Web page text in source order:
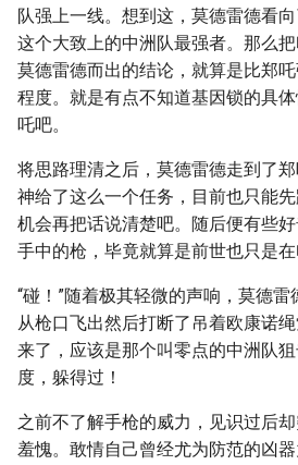
队强上一线。想到这，莫德雷德看
这个大致上的中洲队最强者。那么
莫德雷德而出的结论，就算是比郑
程度。就是有点不知道基因锁的具
吒吧。
将思路理清之后，莫德雷德走到了
神给了这么一个任务，目前也只能
机会再把话说清楚吧。随后便有些
手中的枪，毕竟就算是前世也只是在
“碰！”随着极其轻微的声响，莫德
从枪口飞出然后打断了吊着欧康诺
来了，应该是那个叫零点的中洲队
度，躲得过！
之前不了解手枪的威力，见识过后
羞愧。敢情自己曾经尤为防范的凶